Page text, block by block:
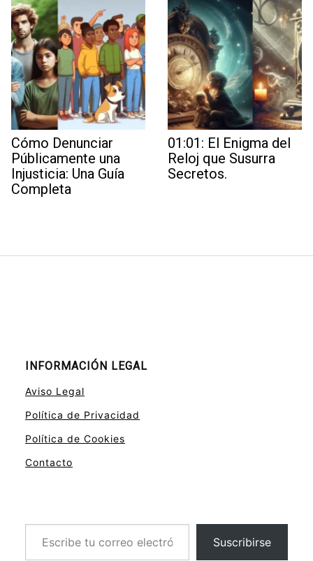
Cómo Denunciar
Públicamente una
Injusticia: Una Guía
Completa
01:01: El Enigma del
Reloj que Susurra
Secretos.
INFORMACIÓN LEGAL
Aviso Legal
Política de Privacidad
Política de Cookies
Contacto
Escribe tu correo electrónico…
Suscribirse